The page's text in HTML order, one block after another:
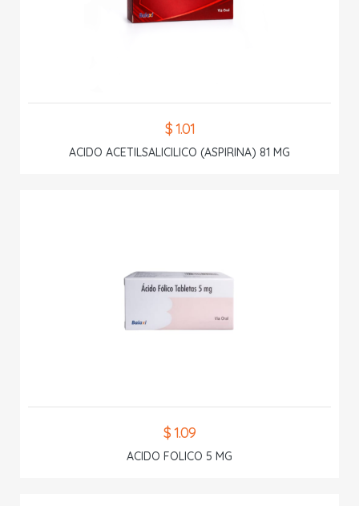
$ 1.01
ACIDO ACETILSALICILICO (ASPIRINA) 81 MG
$ 1.09
ACIDO FOLICO 5 MG